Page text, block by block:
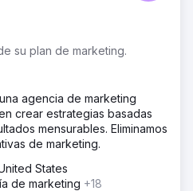
su plan de marketing.
agencia de marketing
crear estrategias basadas
mensurables. Eliminamos
de marketing.
States
de marketing +18